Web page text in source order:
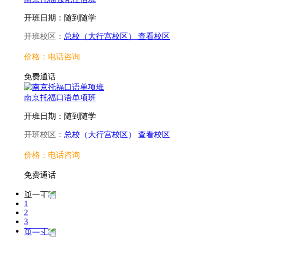
开班日期：随到随学
开班校区： 总校（大行宫校区） 查看校区
价格：电话咨询
免费通话
南京托福口语单项班
开班日期：随到随学
开班校区： 总校（大行宫校区） 查看校区
价格：电话咨询
免费通话
1
2
3